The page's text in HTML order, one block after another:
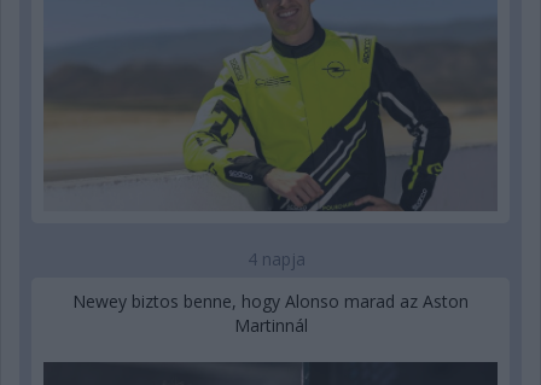
4 napja
Newey biztos benne, hogy Alonso marad az Aston
Martinnál